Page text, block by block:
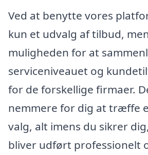
Ved at benytte vores
kun et udvalg af tilbud,
muligheden for at
serviceniveauet og
for de forskellige firmaer.
nemmere for dig at træffe
valg, alt imens du sikrer
bliver udført professionelt